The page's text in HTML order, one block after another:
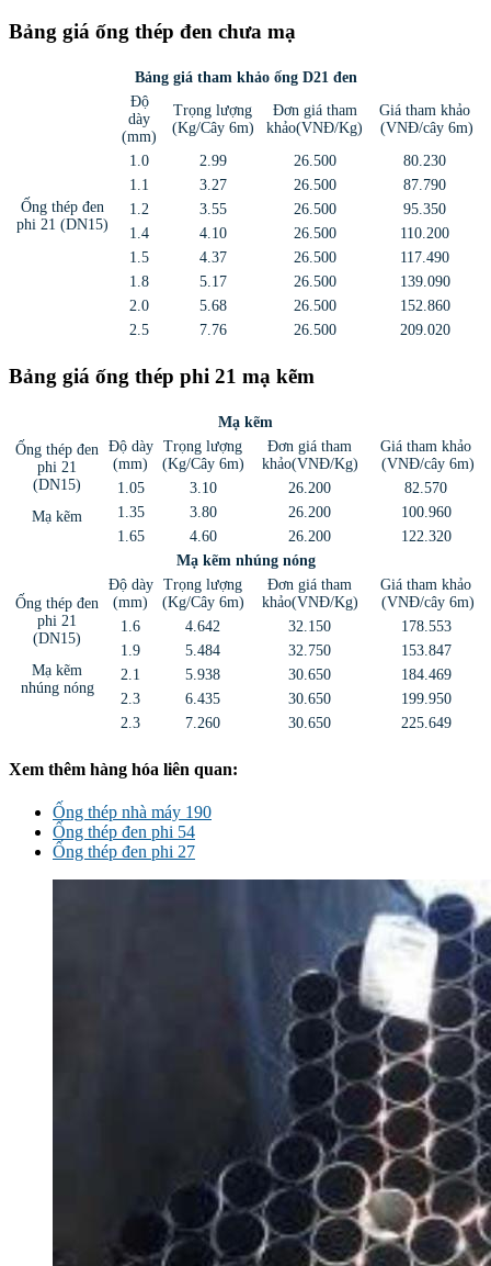
Bảng giá ống thép đen chưa mạ
Bảng giá tham khảo ống D21 đen
Ống thép đen
phi 21 (DN15)
Độ
dày
(mm)
Trọng lượng
(Kg/Cây 6m)
Đơn giá tham
khảo(VNĐ/Kg)
Giá tham khảo
(VNĐ/cây 6m)
1.0
2.99 26.500
80.230
1.1
3.27 26.500
87.790
1.2
3.55 26.500
95.350
1.4
4.10 26.500
110.200
1.5
4.37 26.500
117.490
1.8
5.17 26.500
139.090
2.0
5.68 26.500
152.860
2.5
7.76 26.500 209.020
Bảng giá ống thép phi 21 mạ kẽm
Mạ kẽm
Ống thép đen
phi 21
(DN15)
Mạ kẽm
Độ dày
(mm)
Trọng lượng
(Kg/Cây 6m)
Đơn giá tham
khảo(VNĐ/Kg)
Giá tham khảo
(VNĐ/cây 6m)
1.05
3.10 26.200
82.570
1.35
3.80 26.200
100.960
1.65
4.60 26.200
122.320
Mạ kẽm nhúng nóng
Ống thép đen
phi 21
(DN15)
Mạ kẽm
nhúng nóng
Độ dày
(mm)
Trọng lượng
(Kg/Cây 6m)
Đơn giá tham
khảo(VNĐ/Kg)
Giá tham khảo
(VNĐ/cây 6m)
1.6
4.642 32.150
178.553
1.9
5.484 32.750
153.847
2.1
5.938 30.650
184.469
2.3
6.435 30.650
199.950
2.3
7.260 30.650 225.649
Xem thêm hàng hóa liên quan:
Ống thép nhà máy 190
Ống thép đen phi 54
Ống thép đen phi 27